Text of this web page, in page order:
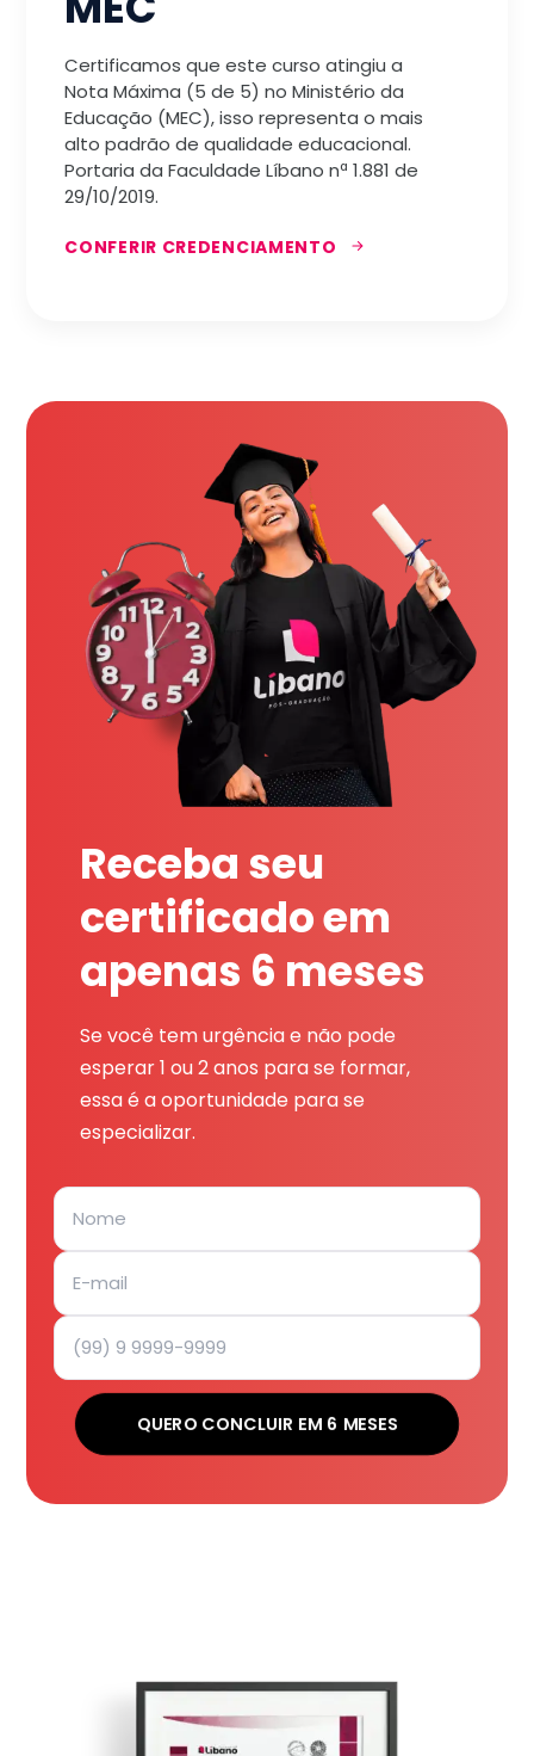
Certificamos que este curso atingiu a
Nota Máxima (5 de 5) no Ministério da
Educação (MEC), isso representa o mais
alto padrão de qualidade educacional.
Portaria da Faculdade Líbano nª 1.881 de
29/10/2019.
CONFERIR CREDENCIAMENTO
Receba seu
certificado em
apenas 6 meses
Se você tem urgência e não pode
esperar 1 ou 2 anos para se formar,
essa é a oportunidade para se
especializar.
QUERO CONCLUIR EM 6 MESES